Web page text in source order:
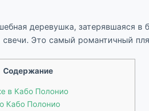
деревушка, затерявшаяся
Это самый романтичный
Содержание
в Кабо Полонио
Кабо Полонио